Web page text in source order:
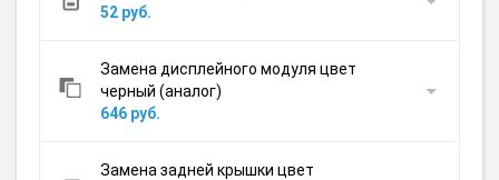
52 руб.
Замена дисплейного модуля цвет
черный (аналог)
646 руб.
Замена задней крышки цвет